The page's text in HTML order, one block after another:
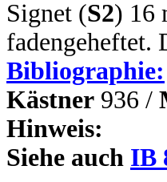
Signet (S2) 16
fadengeheftet.
Bibliographie:
Kästner 936 /
Hinweis:
Siehe auch IB